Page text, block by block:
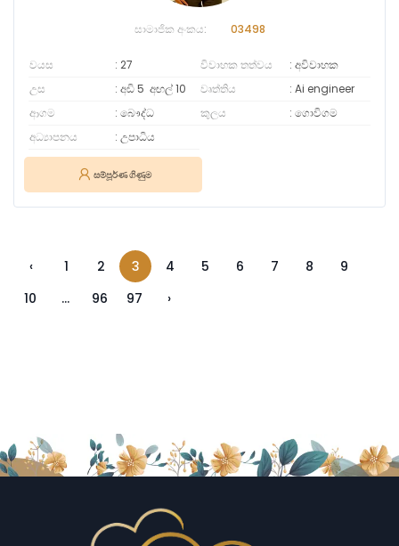
සාමාජික අංකය: 03498
වයස 27 විවාහක තත්වය
අවිවාහක
උස
අඩි 5 අඟල්10 වෘත්තිය
Ai engineer
ආගම
බෞද්ධ කුලය
ගොවිගම
අධ්‍යාපනය
උපාධිය
සම්පූර්ණ ගිණුම
‹ 1 2 3 4 5 6 7 8
9
10
... 96 97 ›